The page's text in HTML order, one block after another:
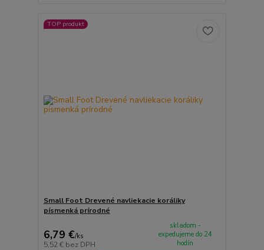
TOP produkt
Small Foot Drevené navliekacie koráliky
písmenká prírodné
6,79 €/ks
5,52 € bez DPH
skladom -
expedujeme do 24
hodín